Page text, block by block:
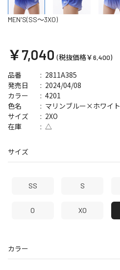
MEN'S(SS～3XO)
￥7,040 (税抜価格￥6,400)
品番 2811A385
発売日 2024/04/08
サイズ 2XO
カラー 4201
在庫 △
色名 マリンブルー×ホワイト
サイズ
SS S
O XO
カラー